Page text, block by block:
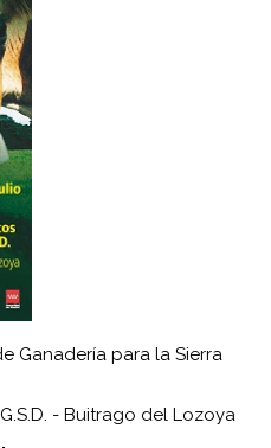
Ganadería para la Sierra
- Buitrago del Lozoya